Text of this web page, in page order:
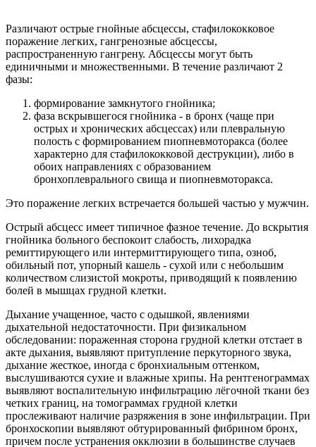
Различают острые гнойные абсцессы, стафилококковое
поражение легких, гангренозные абсцессы,
распространенную гангрену. Абсцессы могут быть
единичными и множественными. В течение различают 2
фазы:
формирование замкнутого гнойника;
фаза вскрывшегося гнойника - в бронх (чаще при
острых и хронических абсцессах) или плевральную
полость с формированием пиопневмоторакса (более
характерно для стафилококковой деструкции), либо в
обоих направлениях с образованием
бронхоплеврального свища и пиопневмоторакса.
Это поражение легких встречается большей частью у мужчин.
Острый абсцесс имеет типичное фазное течение. До вскрытия
гнойника больного беспокоит слабость, лихорадка
ремиттирующего или интермиттирующего типа, озноб,
обильный пот, упорный кашель - сухой или с небольшим
количеством слизистой мокроты, приводящий к появлению
болей в мышцах грудной клетки.
Дыхание учащенное, часто с одышкой, явлениями
дыхательной недостаточности. При физикальном
обследовании: пораженная сторона грудной клетки отстает в
акте дыхания, выявляют притупление перкуторного звука,
дыхание жесткое, иногда с бронхиальным оттенком,
выслушиваются сухие и влажные хрипы. На рентгенограммах
выявляют воспалительную инфильтрацию лёгочной ткани без
четких границ, на томограммах грудной клетки
прослеживают наличие разряжения в зоне инфильтрации. При
бронхоскопии выявляют обтурированный фибрином бронх,
причем после устранения окклюзии в большинстве случаев